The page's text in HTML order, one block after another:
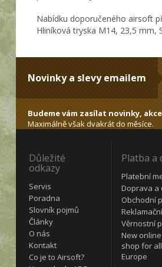
Nabídku doporučeného airsoft
Hliníková tryska M14, 23,5 mm,
Novinky a slevy emailem
Budeme vám zasílat novinky,
Maximálně však dvakrát do měsíce.
Důležité
odkazy
Servis
Poradna
Slovník pojmů
Články
O nás
Kontakt
Co je to Airsoft?
Platba a
Platební
Doprava a
Obchodní
Věrnostní
New
shop for
Europe